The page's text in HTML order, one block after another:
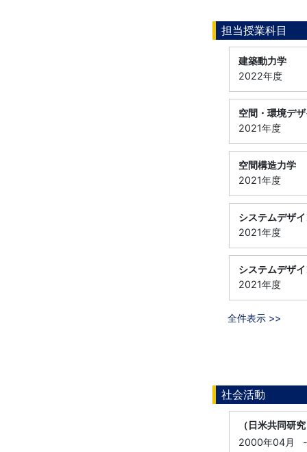
担当授業科目
建築動力学
2022年度
空間・環境デ
2021年度
空間構造力学
2021年度
システムデザ
2021年度
システムデザ
2021年度
全件表示 >>
社会活動
（日米共同研
2000年04月
-